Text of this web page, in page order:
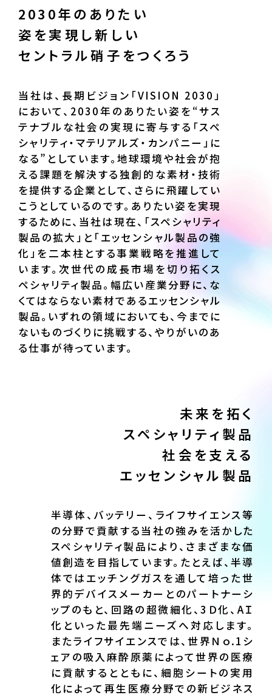
2030年のありたい
姿を実現し新しい
セントラル硝子をつくろう
当社は、長期ビジョン「VISION 2030」
において、2030年のありたい姿を“サス
テナブルな社会の実現に寄与する「スペ
シャリティ・マテリアルズ・カンパニー」に
なる”としています。地球環境や社会が抱
える課題を解決する独創的な素材・技術
を提供する企業として、さらに飛躍してい
こうとしているのです。ありたい姿を実現
するために、当社は現在、「スペシャリティ
製品の拡大」と「エッセンシャル製品の強
化」を二本柱とする事業戦略を推進して
います。次世代の成長市場を切り拓くス
ペシャリティ製品。幅広い産業分野に、な
くてはならない素材であるエッセンシャル
製品。いずれの領域においても、今までに
ないものづくりに挑戦する、やりがいのあ
る仕事が待っています。
未来を拓く
スペシャリティ製品
社会を支える
エッセンシャル製品
半導体、バッテリー、ライフサイエンス等
の分野で貢献する当社の強みを活かした
スペシャリティ製品により、さまざまな価
値創造を目指しています。たとえば、半導
体ではエッチングガスを通して培った世
界的デバイスメーカーとのパートナーシ
ップのもと、回路の超微細化、3Ｄ化、AＩ
化といった最先端ニーズへ対応します。
またライフサイエンスでは、世界Ｎｏ.1シ
ェアの吸入麻酔原薬によって世界の医療
に貢献するとともに、細胞シートの実用
化によって再生医療分野での新ビジネス